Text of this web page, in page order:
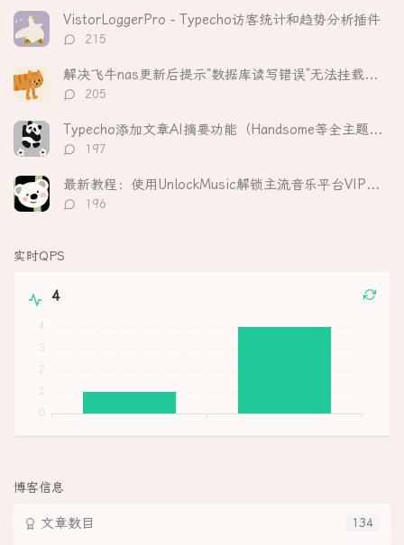
数：
VistorLoggerPro - Typecho访客统计和趋势分析插件
评
数：
215
解决飞牛nas更新后提示“数据库读写错误”无法挂载硬盘
评
数：
205
Typecho添加文章AI摘要功能（Handsome等全主题适配）
评
数：
197
最新教程：使用UnlockMusic解锁主流音乐平台VIP歌曲的加密保护
评
196
实时QPS
4
博客信息
134
文章数目